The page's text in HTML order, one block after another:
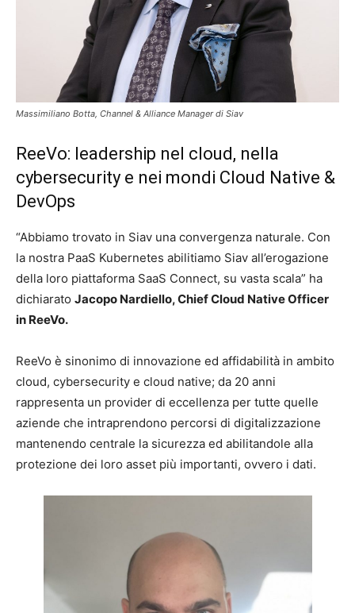
Massimiliano Botta, Channel & Alliance Manager di Siav
ReeVo: leadership nel cloud, nella
cybersecurity e nei mondi Cloud Native &
DevOps
“Abbiamo trovato in Siav una convergenza naturale. Con
la nostra PaaS Kubernetes abilitiamo Siav all’erogazione
della loro piattaforma SaaS Connect, su vasta scala” ha
dichiarato Jacopo Nardiello, Chief Cloud Native Officer
in ReeVo.
ReeVo è sinonimo di innovazione ed affidabilità in ambito
cloud, cybersecurity e cloud native; da 20 anni
rappresenta un provider di eccellenza per tutte quelle
aziende che intraprendono percorsi di digitalizzazione
mantenendo centrale la sicurezza ed abilitandole alla
protezione dei loro asset più importanti, ovvero i dati.